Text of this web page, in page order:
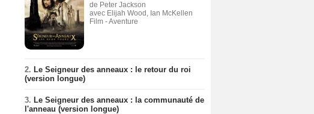
de Peter Jackson
avec Elijah Wood, Ian McKellen
Film - Aventure
2. Le Seigneur des anneaux : le retour du roi
(version longue)
3. Le Seigneur des anneaux : la communauté de
l'anneau (version longue)